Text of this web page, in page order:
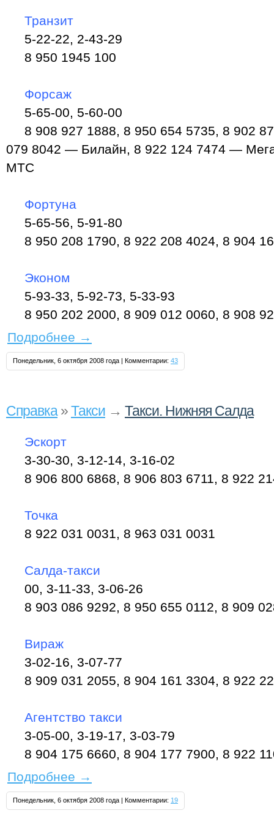
Транзит
5-22-22, 2-43-29
8 950 1945 100
Форсаж
5-65-00, 5-60-00
8 908 927 1888, 8 950 654 5735, 8 902
079 8042 — Билайн, 8 922 124 7474 —
МТС
Фортуна
5-65-56, 5-91-80
8 950 208 1790, 8 922 208 4024, 8 904
Эконом
5-93-33, 5-92-73, 5-33-93
8 950 202 2000, 8 909 012 0060, 8 908
Подробнее →
Понедельник, 6 октября 2008 года | Комментарии: 43
Справка»Такси → Такси. Нижняя Салда
Эскорт
3-30-30, 3-12-14, 3-16-02
8 906 800 6868, 8 906 803 6711, 8 922
Точка
8 922 031 0031, 8 963 031 0031
Cалда-такси
00, 3-11-33, 3-06-26
8 903 086 9292, 8 950 655 0112, 8 909
Вираж
3-02-16, 3-07-77
8 909 031 2055, 8 904 161 3304, 8 922
Агентство такси
3-05-00, 3-19-17, 3-03-79
8 904 175 6660, 8 904 177 7900, 8 922
Подробнее →
Понедельник, 6 октября 2008 года | Комментарии: 19